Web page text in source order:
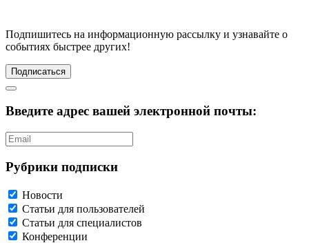
Подпишитесь на информационную рассылку и узнавайте о
событиях быстрее других!
Подписаться
Введите адрес вашей электронной почты:
Рубрики подписки
Новости
Статьи для пользователей
Статьи для специалистов
Конференции